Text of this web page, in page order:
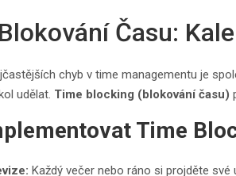
Blokování Času:
chyb v time managementu je
udělat. Time blocking (blokování času)
Time
Každý večer nebo ráno si projděte své